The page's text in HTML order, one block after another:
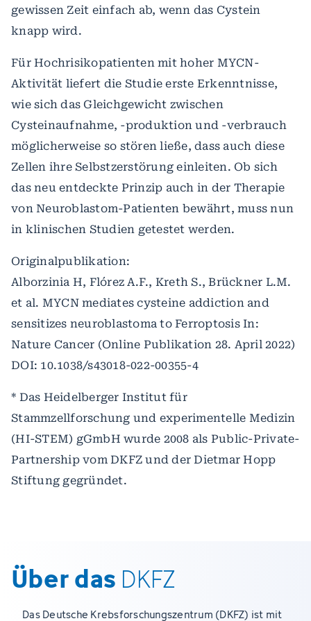
gewissen Zeit einfach ab, wenn das Cystein
knapp wird.
Für Hochrisikopatienten mit hoher MYCN-
Aktivität liefert die Studie erste Erkenntnisse,
wie sich das Gleichgewicht zwischen
Cysteinaufnahme, -produktion und -verbrauch
möglicherweise so stören ließe, dass auch diese
Zellen ihre Selbstzerstörung einleiten. Ob sich
das neu entdeckte Prinzip auch in der Therapie
von Neuroblastom-Patienten bewährt, muss nun
in klinischen Studien getestet werden.
Originalpublikation:
Alborzinia H, Flórez A.F., Kreth S., Brückner L.M.
et al. MYCN mediates cysteine addiction and
sensitizes neuroblastoma to Ferroptosis In:
Nature Cancer (Online Publikation 28. April 2022)
DOI: 10.1038/s43018-022-00355-4
* Das Heidelberger Institut für
Stammzellforschung und experimentelle Medizin
(HI-STEM) gGmbH wurde 2008 als Public-Private-
Partnership vom DKFZ und der Dietmar Hopp
Stiftung gegründet.
Über das DKFZ
Das Deutsche Krebsforschungszentrum (DKFZ) ist mit